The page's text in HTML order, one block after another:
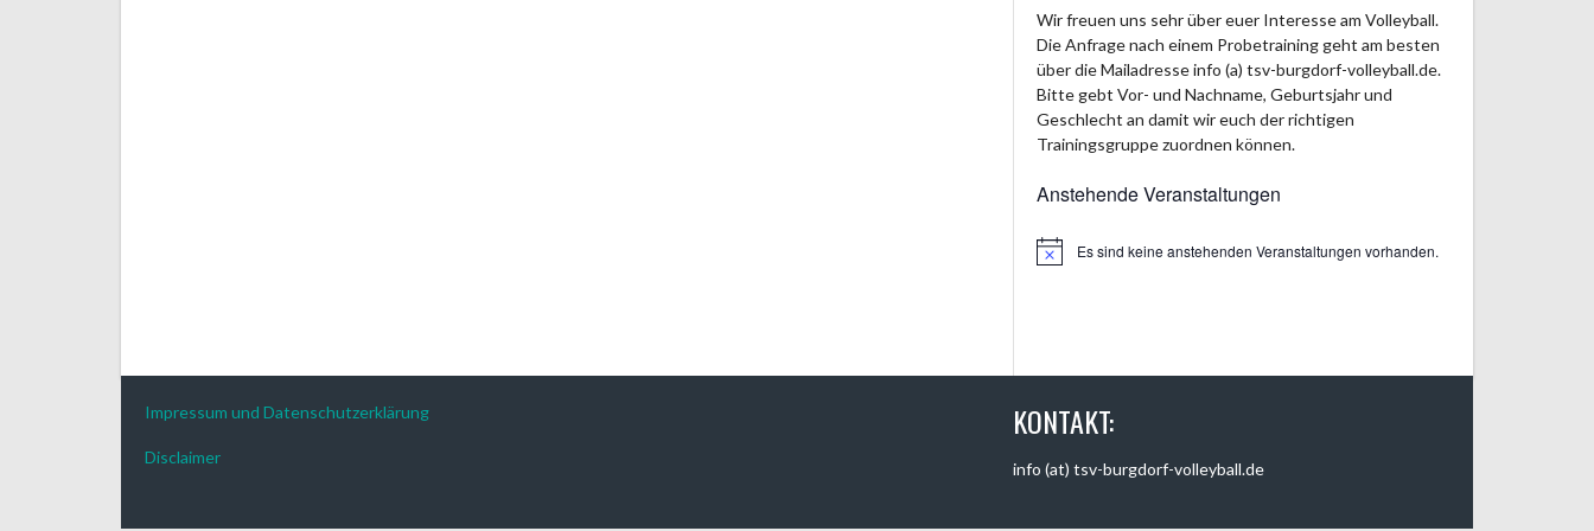
Wir freuen uns sehr über euer Interesse am Volleyball.
Die Anfrage nach einem Probetraining geht am besten
über die Mailadresse info (a) tsv-burgdorf-volleyball.de.
Bitte gebt Vor- und Nachname, Geburtsjahr und
Geschlecht an damit wir euch der richtigen
Trainingsgruppe zuordnen können.
Anstehende Veranstaltungen
HinweisEs sind keine anstehenden Veranstaltungen vorhanden.
Impressum und Datenschutzerklärung
Disclaimer
KONTAKT:
info (at) tsv-burgdorf-volleyball.de